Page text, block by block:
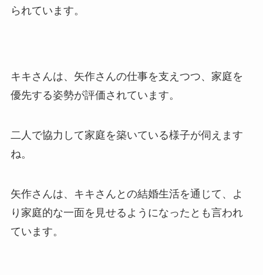
られています。
キキさんは、矢作さんの仕事を支えつつ、家庭を
優先する姿勢が評価されています。
二人で協力して家庭を築いている様子が伺えます
ね。
矢作さんは、キキさんとの結婚生活を通じて、よ
り家庭的な一面を見せるようになったとも言われ
ています。